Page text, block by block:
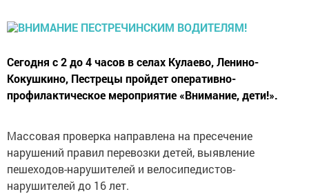
Сегодня с 2 до 4 часов в селах Кулаево, Ленино-
Кокушкино, Пестрецы пройдет оперативно-
профилактическое мероприятие «Внимание, дети!».
Массовая проверка направлена на пресечение
нарушений правил перевозки детей, выявление
пешеходов-нарушителей и велосипедистов-
нарушителей до 16 лет.